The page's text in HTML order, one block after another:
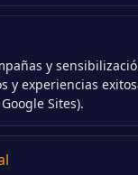
y
y experiencias
Sites).